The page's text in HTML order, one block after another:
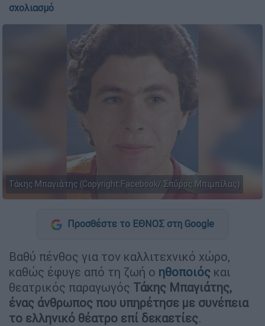
σχολιασμό
Τάκης Μπαγιάτης (Copyright:Facebook/ Σπύρος Μπιμπίλας)
Προσθέστε το ΕΘΝΟΣ στη Google
Βαθύ πένθος για τον καλλιτεχνικό χώρο,
καθώς έφυγε από τη ζωή ο ηθοποιός και
θεατρικός παραγωγός Τάκης Μπαγιάτης,
ένας άνθρωπος που υπηρέτησε με συνέπεια
το ελληνικό θέατρο επί δεκαετίες.